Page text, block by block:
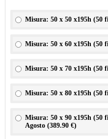
Misura: 50 x 50 x195h (50
Misura: 50 x 60 x195h (50
Misura: 50 x 70 x195h (50
Misura: 50 x 80 x195h (50
Misura: 50 x 90 x195h (50
Agosto (389.90 €)